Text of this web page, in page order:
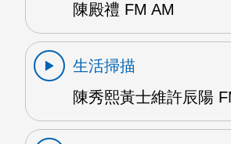
陳殿禮 FM AM
生活掃描
陳秀熙黃士維許辰陽